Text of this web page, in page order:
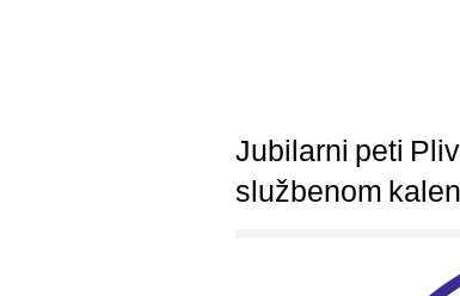
Jubilarni peti
službenom